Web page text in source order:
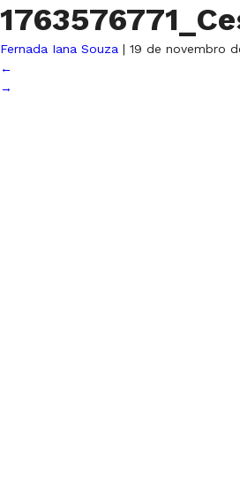
Fernada Iana Souza | 19 de novembro
←
→